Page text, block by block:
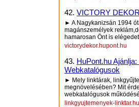
42. VICTORY
► A Nagykanizsán 1994
magánszemélyek
hamarosan Önt is
victorydekor.hupont.hu
43. HuPont.hu
Webkatalógusok
► Mely linktárak,
megnövelésében? Mit
webkatalógusok
linkgyujtemenyek-